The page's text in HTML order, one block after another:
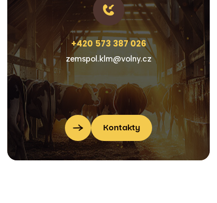
+420 573 387 026
zemspol.klm@volny.cz
Kontakty